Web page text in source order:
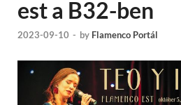
est a B32-ben
2023-09-10 - by Flamenco Portál